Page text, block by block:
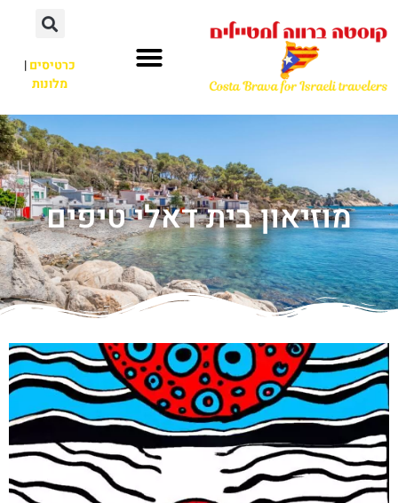
כרטיסים|
מלונות
מוזיאון בית דאלי טיפים